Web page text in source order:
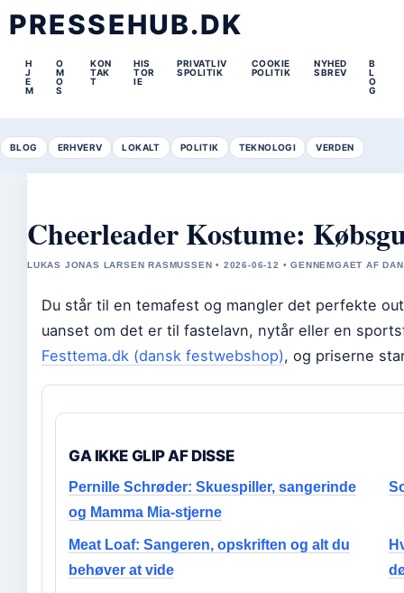
PRESSEHUB.DK
H
J
E
M
O
M
O
S
KON
TAK
T
HIS
TOR
IE
PRIVATLIV
SPOLITIK
COOKIE
POLITIK
NYHED
SBREV
B
L
O
G
BLOG ERHVERV LOKALT POLITIK TEKNOLOGI VERDEN
Cheerleader Kostume:
LUKAS JONAS LARSEN RASMUSSEN • 2026-06-12 • GENNEMGAET AF
Du står til en temafest og mangler det perfekte
uanset om det er til fastelavn, nytår eller en
Festtema.dk (dansk festwebshop), og priserne
GA IKKE GLIP AF DISSE
Pernille Schrøder: Skuespiller, sangerinde
og Mamma Mia-stjerne
Meat Loaf: Sangeren, opskriften og alt du
behøver at vide